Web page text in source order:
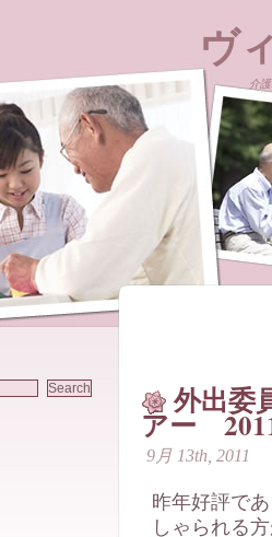
ヴ
介
外出委
アー
9月 13th, 2011
昨年好評で
しゃられる